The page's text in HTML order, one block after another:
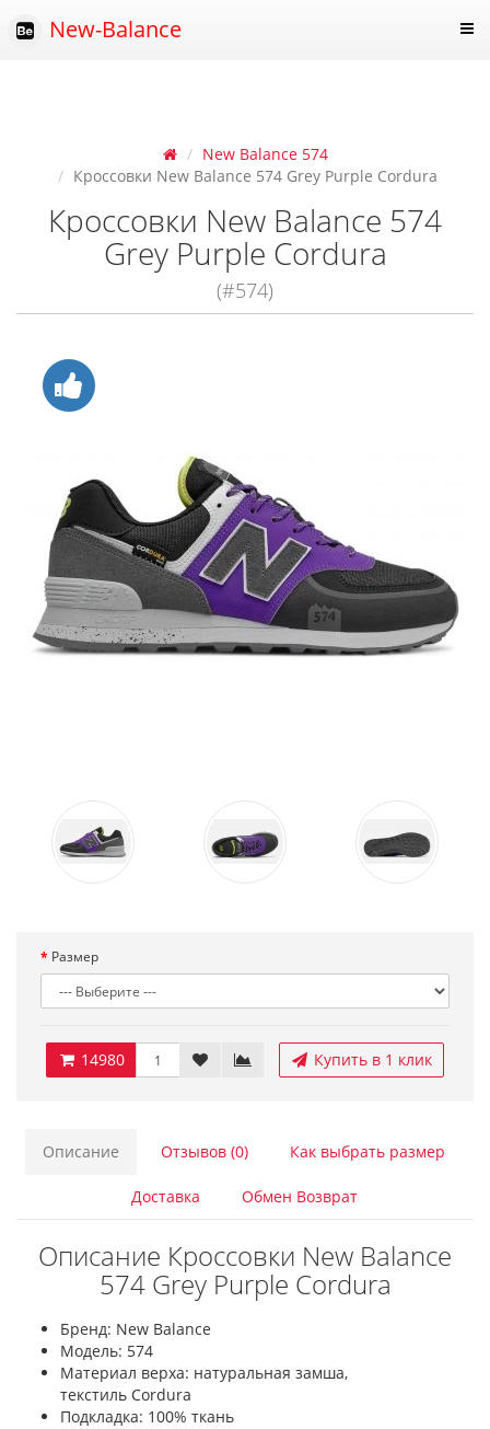
New-Balance
New Balance 574
Кроссовки New Balance 574 Grey Purple Cordura
Кроссовки New Balance 574
Grey Purple Cordura
(#574)
Размер
14980 Купить в 1 клик
Описание Отзывов (0) Как выбрать размер
Доставка Обмен Возврат
Описание Кроссовки New Balance
574 Grey Purple Cordura
Бренд: New Balance
Модель: 574
Материал верха: натуральная замша,
текстиль Cordura
Подкладка: 100% ткань